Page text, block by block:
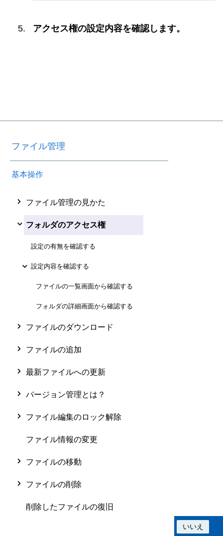
アクセス権の設定内容を確認します。
ファイル管理
基本操作
ファイル管理の見かた
フォルダのアクセス権
設定の有無を確認する
設定内容を確認する
ファイルの一覧画面から確認する
フォルダの詳細画面から確認する
ファイルのダウンロード
ファイルの追加
最新ファイルへの更新
バージョン管理とは？
ファイル編集のロック解除
ファイル情報の変更
ファイルの移動
ファイルの削除
削除したファイルの復旧
いいえ